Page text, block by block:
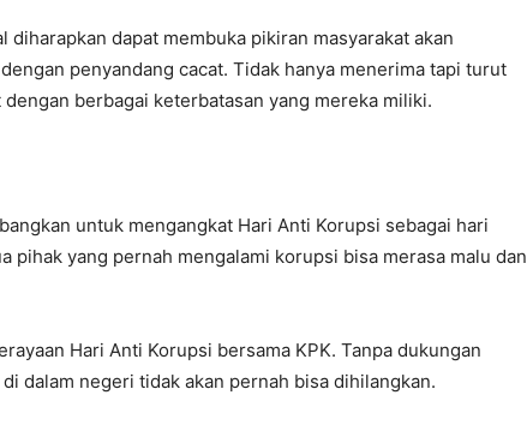
diharapkan dapat membuka pikiran masyarakat akan
penyandang cacat. Tidak hanya menerima tapi turut
berbagai keterbatasan yang mereka miliki.
untuk mengangkat Hari Anti Korupsi sebagai hari
pihak yang pernah mengalami korupsi bisa merasa malu dan
Hari Anti Korupsi bersama KPK. Tanpa dukungan
dalam negeri tidak akan pernah bisa dihilangkan.